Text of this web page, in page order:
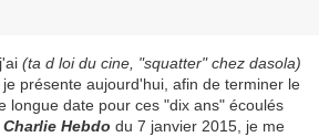
(ta d loi du cine, "squatter" chez dasola)
présente aujourd'hui, afin de terminer le
longue date pour ces "dix ans" écoulés
Charlie Hebdo du 7 janvier 2015, je me